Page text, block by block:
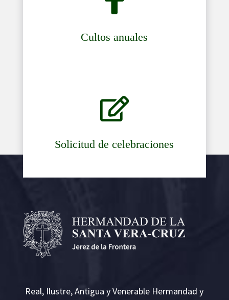
Cultos anuales

Solicitud de celebraciones
Real, Ilustre, Antigua y Venerable Hermandad y